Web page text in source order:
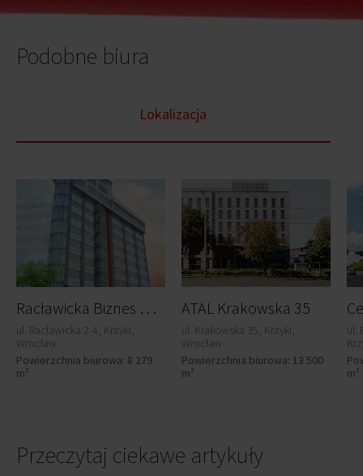
Podobne biura
Lokalizacja
R
acławicka Biznes Centrum
ul. Racławicka 2-4, Krzyki,
Wrocław
Powierzchnia biurowa: 8 279
m²
ATAL Krakowska 35
ul. Krakowska 35, Krzyki,
Wrocław
Powierzchnia biurowa: 13 500
m²
ul.
m²
Przeczytaj ciekawe artykuły